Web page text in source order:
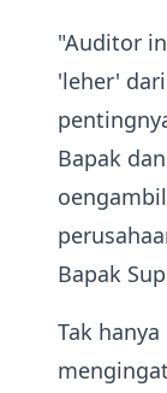
"Auditor
'leher'
Bapak
Bapak
Tak